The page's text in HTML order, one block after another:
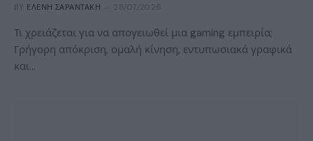
BY ΕΛΈΝΗ ΣΑΡΑΝΤΆΚΗ 28/07/2026
Τι χρειάζεται για να απογειωθεί μια gaming εμπειρία;
Γρήγορη απόκριση, ομαλή κίνηση, εντυπωσιακά γραφικά
και…